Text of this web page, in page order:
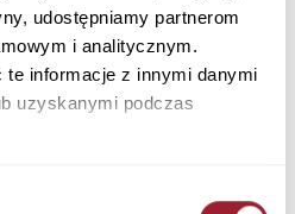
udostępniamy partnerom
i analitycznym.
te informacje z innymi danymi
uzyskanymi podczas
elementów w garderobie
spisują się w codziennych
domowego relaksu. Zapewniają
wygląd stylizacji. W sklepie